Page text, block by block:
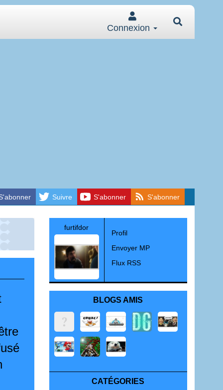
Connexion
Suivre S'abonner S'abonner
furtifdor
Profil
Envoyer MP
Flux RSS
BLOGS AMIS
CATÉGORIES